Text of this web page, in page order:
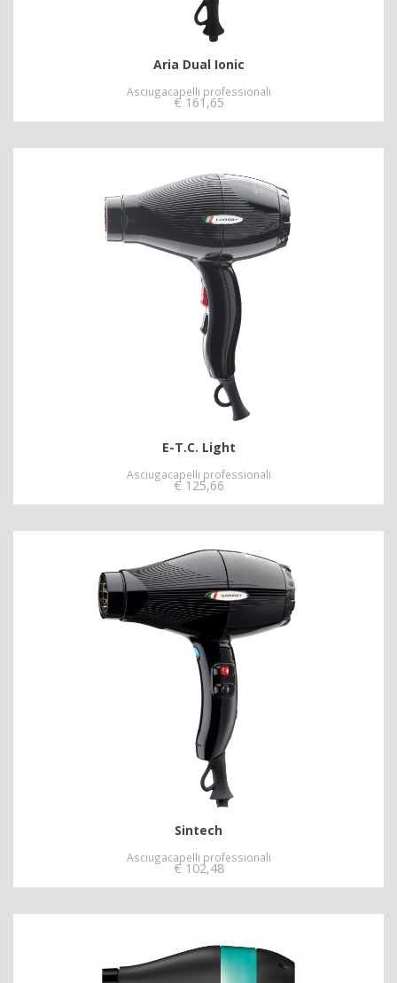
Aria Dual Ionic
Asciugacapelli professionali
€ 161,65
E-T.C. Light
Asciugacapelli professionali
€ 125,66
Sintech
Asciugacapelli professionali
€ 102,48